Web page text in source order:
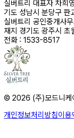
실버트리 대표자 차희
기도 성남시 분당구
실버트리 공인중개사
재지 경기도 광주시
전화 : 1533-8517
© 2026 (주)모드니
개인정보처리방침이용